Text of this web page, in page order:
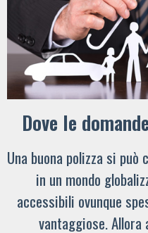
Dove le
Una buona polizza si
in un mondo
accessibili ovunque
vantaggiose.